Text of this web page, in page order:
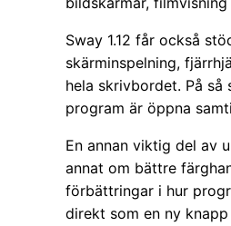
Sway 1.12 får också
skärminspelning,
hela skrivbordet. På
program är öppna
En annan viktig del av
annat om bättre
förbättringar i hur
direkt som en ny